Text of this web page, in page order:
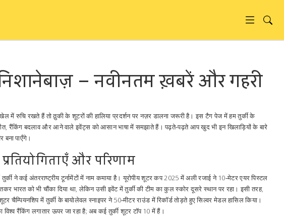
– नवीनतम ख़बरें और गहरी
में रुचि रखते हैं तो तुर्‍की के शूटरों की हालिया प्रदर्शन पर नज़र डालना जरूरी है। इस टैग पेज में हम तुर्की के
रैंकिंग बदलाव और आने वाले इवेंट्स को आसान भाषा में समझाते हैं। पढ़ते‑पढ़ते आप खुद भी इन खिलाड़ियों के बारे
बना पाएँगे।
और परिणाम
ने कई अंतरराष्ट्रीय टूर्नामेंटों में नाम कमाया है। यूरोपीय शूटर कप 2025 में अली रजाई ने 10‑मेटर एयर पिस्टल
भारत को भी चौंका दिया था, लेकिन उसी इवेंट में तुर्की की टीम का कुल स्कोर दूसरे स्थान पर रहा। इसी तरह,
चैम्पियनशिप में तुर्की के बायोलेवल स्नाइपर ने 50‑मीटर राउंड में रिकॉर्ड तोड़ते हुए सिल्वर मेडल हासिल किया।
विश्व रैंकिंग लगातार ऊपर जा रहा है; अब कई तुर्की शूटर टॉप 10 में हैं।